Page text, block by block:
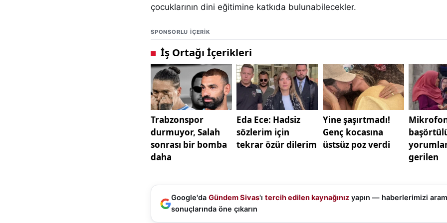
çocuklarının dini eğitimine katkıda bulunabilecekler.
SPONSORLU IÇERIK
Google'da Gündem Sivas'ı tercih edilen kaynağınız yapın — haberlerimizi
sonuçlarında öne çıkarın